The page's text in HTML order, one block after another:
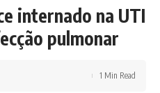
internado na UTI
pulmonar
1 Min Read